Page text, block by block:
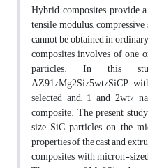
Hybrid composites provide
tensile modulus,
cannot be obtained in
composites involves of
particles. In this
AZ91/Mg2Si/5wt%SiCP
selected and, 1 and 2wt%
composite. The present
size SiC particles on the
properties of the cast and
composites with micron-